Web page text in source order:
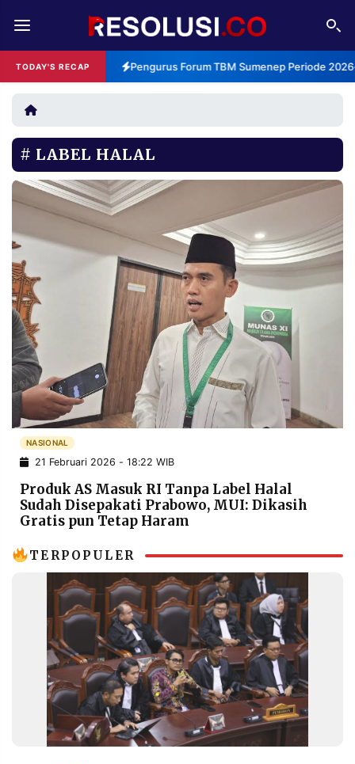
TODAY'S RECAP Pengurus Forum TBM Sumenep Periode
REDAKSI TENTANG
RESOLUSI IKLAN
RUBRIKASI
EDITORIAL AKSARA
FINANSIA PERSONA
DAERAH NASIONAL
MANCA SPORT
INFORMASI
PRIVACY
POLICY
BERITA
WARGA
INFORMASI
IKLAN
KIRIM
TULISAN
PENGADUAN
SERVICE
IKUTI
RESOLUSI
PRAMUDITA
LABEL HALAL
NASIONAL
21 Februari 2026 - 18:22 WIB
Produk AS Masuk RI Tanpa Label Halal
Sudah Disepakati Prabowo, MUI: Dikasih
Gratis pun Tetap Haram
TERPOPULER